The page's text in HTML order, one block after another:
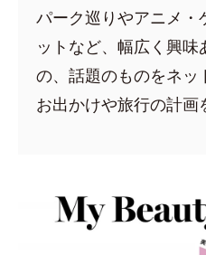
パーク巡りやアニメ・
ットなど、幅広く興
の、話題のものをネッ
お出かけや旅行の計画